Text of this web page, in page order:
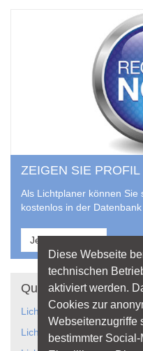
ZEIGEN SIE PROFIL
Als Lichtplaner können Sie
kostenlos in der
Jetzt anmelden
Quicklinks
Lichtanwendungen
Lichtplanung
Diese Webseite
technischen
aktiviert werden.
Cookies zur
Webseitenzugriffe
bestimmter